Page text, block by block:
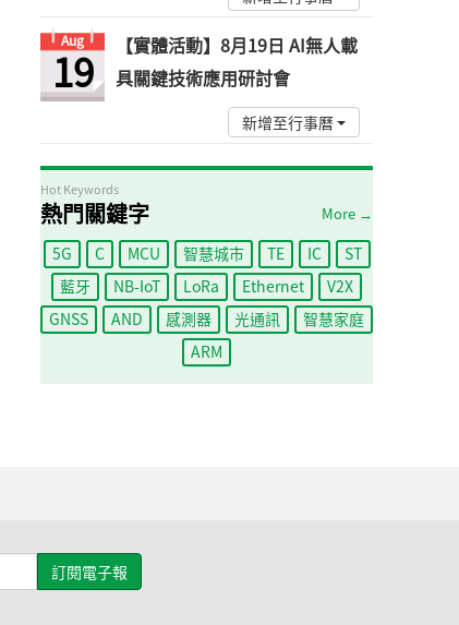
Aug
19
【實體活動】8月19日 AI無人載
具關鍵技術應用研討會
新增至行事曆
Hot Keywords
熱門關鍵字 More →
5G C MCU 智慧城市 TE IC
ST
藍牙
NB-IoT LoRa Ethernet
V2X
GNSS
AND 感測器 光通訊
智慧家庭
ARM